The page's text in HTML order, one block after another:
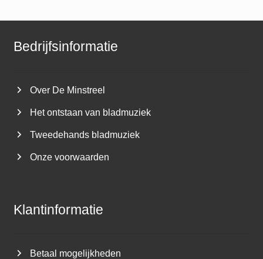
Bedrijfsinformatie
Over De Minstreel
Het ontstaan van bladmuziek
Tweedehands bladmuziek
Onze voorwaarden
Klantinformatie
Betaal mogelijkheden